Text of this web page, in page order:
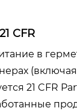
CFR
в
21 CFR